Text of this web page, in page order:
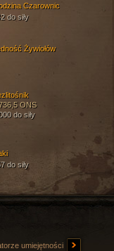
do siły
ONS
do siły
Czarownic
do siły
Żywiołów
umiejętności